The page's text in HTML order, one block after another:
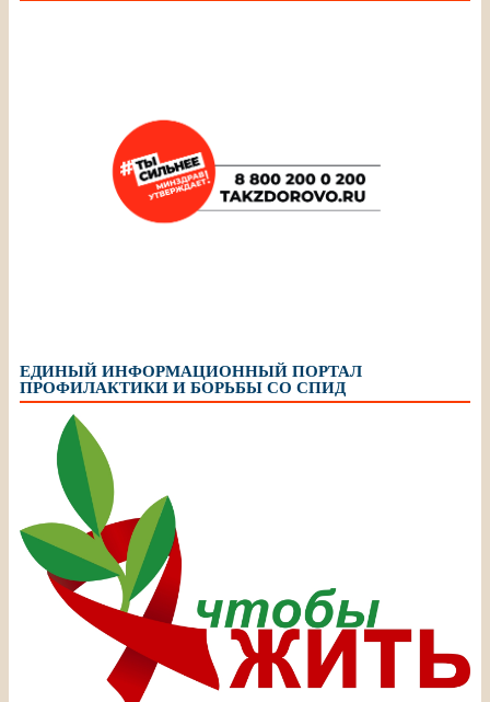
ЕДИНЫЙ ИНФОРМАЦИОННЫЙ ПОРТАЛ
ПРОФИЛАКТИКИ И БОРЬБЫ СО СПИД